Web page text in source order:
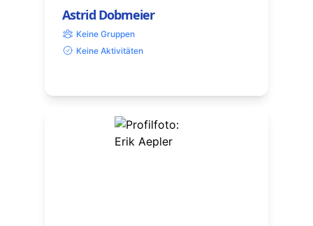
Astrid Dobmeier
Keine Gruppen
Keine Aktivitäten